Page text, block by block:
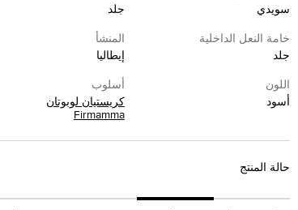
سويدي
جلد
خامة النعل الداخلية
جلد
المنشأ
إيطاليا
اللون
أسود
أسلوب
كريستيان لوبوتان
Firmamma
حالة المنتج